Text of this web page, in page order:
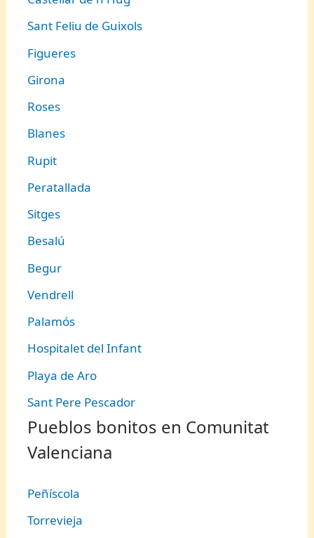
Sant Feliu de Guixols
Figueres
Girona
Roses
Blanes
Rupit
Peratallada
Sitges
Besalú
Begur
Vendrell
Palamós
Hospitalet del Infant
Playa de Aro
Sant Pere Pescador
Pueblos bonitos en Comunitat
Valenciana
Peñíscola
Torrevieja